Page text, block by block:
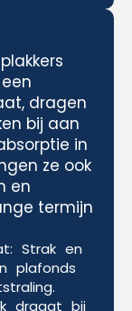
dragen
bij aan
in
ze ook
en
termijn
Strak en
plafonds
draagt bij